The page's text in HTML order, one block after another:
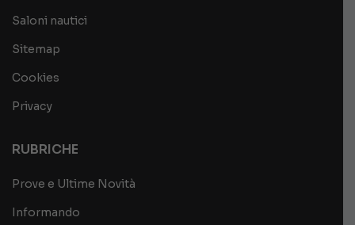
Saloni nautici
Sitemap
Cookies
Privacy
RUBRICHE
Prove e Ultime Novità
Informando